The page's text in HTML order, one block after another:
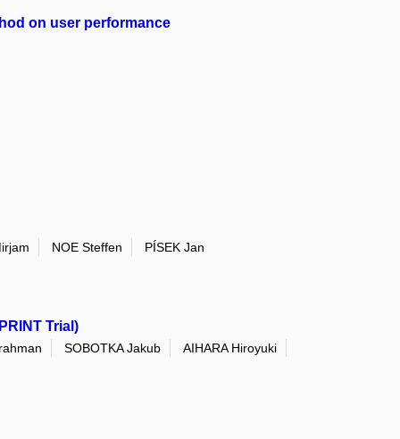
on user performance
NOE Steffen PÍSEK Jan
Trial)
SOBOTKA Jakub AIHARA Hiroyuki